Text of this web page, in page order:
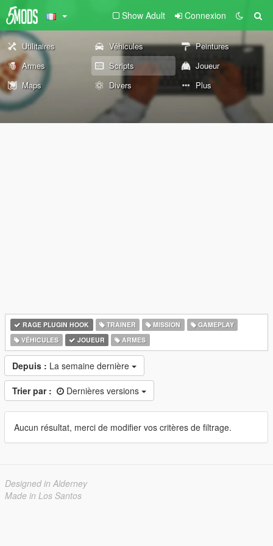
Show Adult Connexion
Utilitaires Véhicules
Peintures
Armes
Scripts
Joueur
Maps
Divers Plus
RAGE PLUGIN HOOK TRAINER MISSION
GAMEPLAY
VÉHICULES
JOUEUR ARMES
Depuis : La semaine dernière
Trier par : Dernières versions
Aucun résultat, merci de modifier vos critères de filtrage.
Designed in Alderney
Made in Los Santos